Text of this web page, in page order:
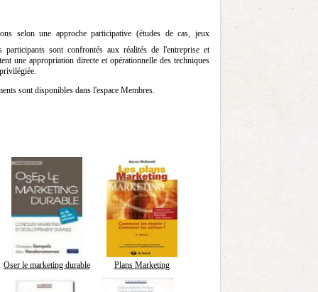
selon une approche participative (études de cas, jeux
sont confrontés aux réalités de l'entreprise et
une appropriation directe et opérationnelle des techniques
sont disponibles dans l'espace Membres.
Oser le marketing durable Plans Marketing